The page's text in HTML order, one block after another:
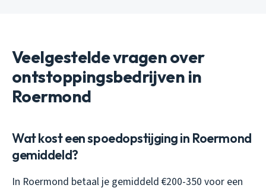
Veelgestelde vragen over
ontstoppingsbedrijven in
Roermond
Wat kost een spoedopstijging in Roermond
gemiddeld?
In Roermond betaal je gemiddeld €200-350 voor een